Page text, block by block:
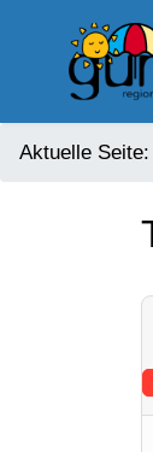
Aktuelle Seite: